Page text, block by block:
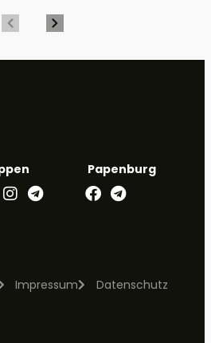
Papenburg
Impressum
Datenschutz